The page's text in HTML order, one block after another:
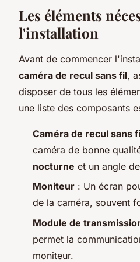
Les éléments
l'installation
Avant de commencer
caméra de recul sans fil,
disposer de tous les
une liste des composants
Caméra de recul sans
caméra de bonne
nocturne et un angle
Moniteur : Un écran
de la caméra, souvent
Module de
permet la
moniteur.